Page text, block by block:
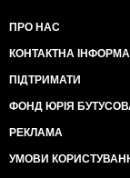
ПРО НАС
КОНТАКТНА
ПІДТРИМАТИ
ФОНД ЮРІЯ
РЕКЛАМА
УМОВИ